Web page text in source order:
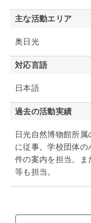
主な活動エリア
奥日光
対応言語
日本語
過去の活動実績
日光自然博物館所
に従事。学校団体
件の案内を担当。ま
等も担当。